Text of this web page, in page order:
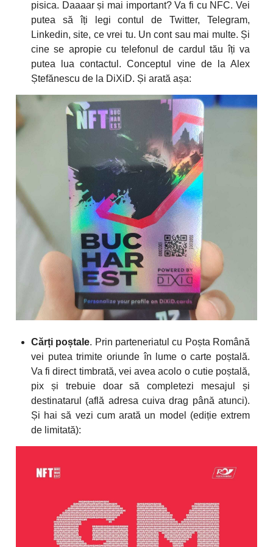
pisica. Daaaar și mai important? Va fi cu NFC. Vei
putea să îți legi contul de Twitter, Telegram,
Linkedin, site, ce vrei tu. Un cont sau mai multe. Și
cine se apropie cu telefonul de cardul tău îți va
putea lua contactul. Conceptul vine de la Alex
Ștefănescu de la DiXiD. Și arată așa:
Cărți poștale. Prin parteneriatul cu Poșta Română
vei putea trimite oriunde în lume o carte poștală.
Va fi direct timbrată, vei avea acolo o cutie poștală,
pix și trebuie doar să completezi mesajul și
destinatarul (află adresa cuiva drag până atunci).
Și hai să vezi cum arată un model (ediție extrem
de limitată):